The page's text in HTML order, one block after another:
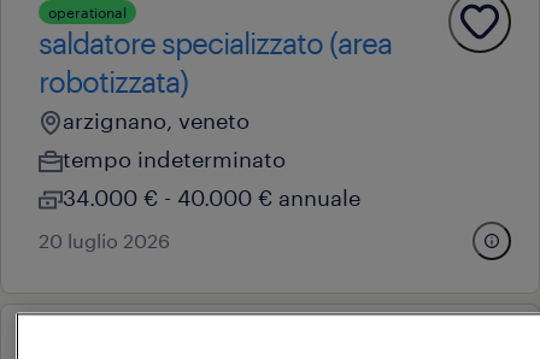
operational
saldatore specializzato (area
robotizzata)
arzignano, veneto
tempo indeterminato
34.000 € - 40.000 € annuale
20 luglio 2026